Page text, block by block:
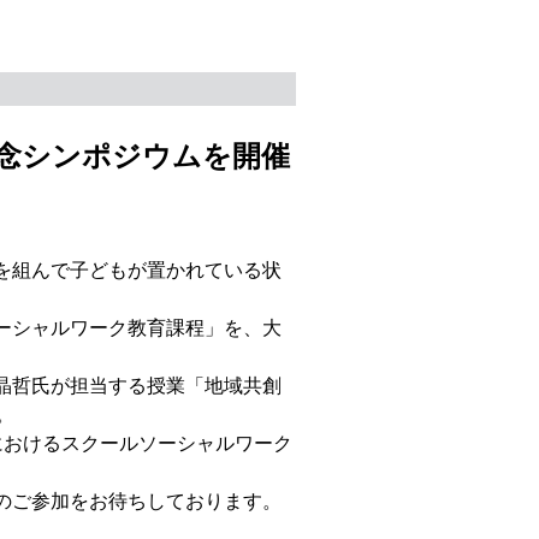
シンポジウムを開催
んで子どもが置かれている状
ャルワーク教育課程」を、大
氏が担当する授業「地域共創
けるスクールソーシャルワーク
参加をお待ちしております。